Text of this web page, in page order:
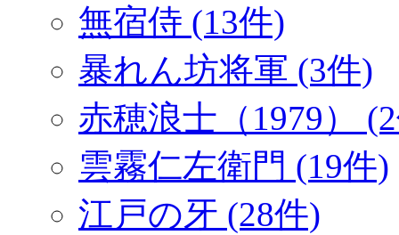
無宿侍 (13件)
暴れん坊将軍 (3件)
赤穂浪士（1979）
雲霧仁左衛門 (19件)
江戸の牙 (28件)